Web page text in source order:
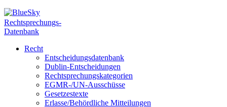
Rechtsprechungs-
Datenbank
Recht
Entscheidungsdatenbank
Dublin-Entscheidungen
Rechtsprechungskategorien
EGMR-/UN-Ausschüsse
Gesetzestexte
Erlasse/Behördliche Mitteilungen